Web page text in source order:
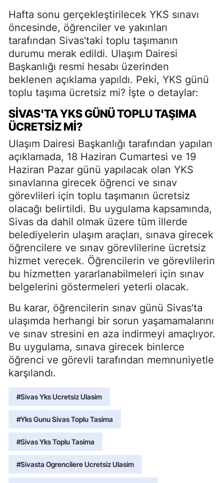
Hafta sonu gerçekleştirilecek YKS sınavı
öncesinde, öğrenciler ve yakınları
tarafından Sivas'taki toplu taşımanın
durumu merak edildi. Ulaşım Dairesi
Başkanlığı resmi hesabı üzerinden
beklenen açıklama yapıldı. Peki, YKS günü
toplu taşıma ücretsiz mi? İşte o detaylar:
SIVAS'TA YKS GÜNÜ TOPLU TAŞIMA
ÜCRETSIZ MI?
Ulaşım Dairesi Başkanlığı tarafından yapılan
açıklamada, 18 Haziran Cumartesi ve 19
Haziran Pazar günü yapılacak olan YKS
sınavlarına girecek öğrenci ve sınav
görevlileri için toplu taşımanın ücretsiz
olacağı belirtildi. Bu uygulama kapsamında,
Sivas da dahil olmak üzere tüm illerde
belediyelerin ulaşım araçları, sınava girecek
öğrencilere ve sınav görevlilerine ücretsiz
hizmet verecek. Öğrencilerin ve görevlilerin
bu hizmetten yararlanabilmeleri için sınav
belgelerini göstermeleri yeterli olacak.
Bu karar, öğrencilerin sınav günü Sivas'ta
ulaşımda herhangi bir sorun yaşamamalarını
ve sınav stresini en aza indirmeyi amaçlıyor.
Bu uygulama, sınava girecek binlerce
öğrenci ve görevli tarafından memnuniyetle
karşılandı.
#Sivas Yks Ucretsiz Ulasim
#Yks Gunu Sivas Toplu Tasima
#Sivas Yks Toplu Tasima
#Sivasta Ogrencilere Ucretsiz Ulasim